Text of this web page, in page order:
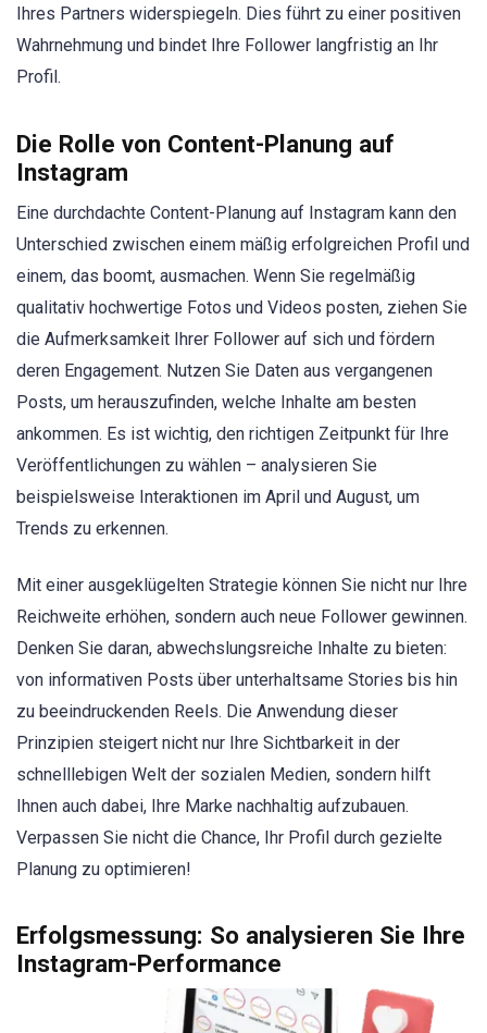
Ihres Partners widerspiegeln. Dies führt zu einer positiven
Wahrnehmung und bindet Ihre Follower langfristig an Ihr
Profil.
Die Rolle von Content-Planung auf
Instagram
Eine durchdachte Content-Planung auf Instagram kann den
Unterschied zwischen einem mäßig erfolgreichen Profil und
einem, das boomt, ausmachen. Wenn Sie regelmäßig
qualitativ hochwertige Fotos und Videos posten, ziehen Sie
die Aufmerksamkeit Ihrer Follower auf sich und fördern
deren Engagement. Nutzen Sie Daten aus vergangenen
Posts, um herauszufinden, welche Inhalte am besten
ankommen. Es ist wichtig, den richtigen Zeitpunkt für Ihre
Veröffentlichungen zu wählen – analysieren Sie
beispielsweise Interaktionen im April und August, um
Trends zu erkennen.
Mit einer ausgeklügelten Strategie können Sie nicht nur Ihre
Reichweite erhöhen, sondern auch neue Follower gewinnen.
Denken Sie daran, abwechslungsreiche Inhalte zu bieten:
von informativen Posts über unterhaltsame Stories bis hin
zu beeindruckenden Reels. Die Anwendung dieser
Prinzipien steigert nicht nur Ihre Sichtbarkeit in der
schnelllebigen Welt der sozialen Medien, sondern hilft
Ihnen auch dabei, Ihre Marke nachhaltig aufzubauen.
Verpassen Sie nicht die Chance, Ihr Profil durch gezielte
Planung zu optimieren!
Erfolgsmessung: So analysieren Sie Ihre
Instagram-Performance